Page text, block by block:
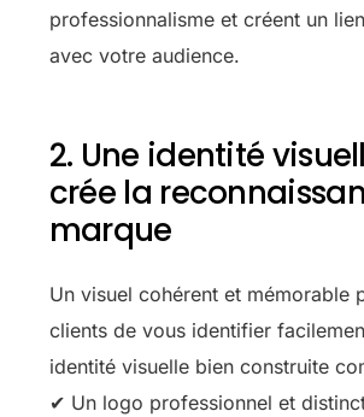
professionnalisme et créent un
avec votre audience.
2. Une identité
crée la
marque
Un visuel cohérent et mémorable
clients de vous identifier
identité visuelle bien construite
✔ Un logo professionnel et